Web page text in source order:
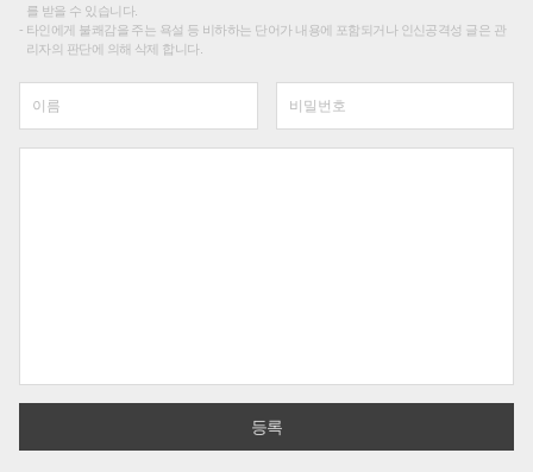
를 받을 수 있습니다.
타인에게 불쾌감을 주는 욕설 등 비하하는 단어가 내용에 포함되거나 인신공격성 글은 관
리자의 판단에 의해 삭제 합니다.